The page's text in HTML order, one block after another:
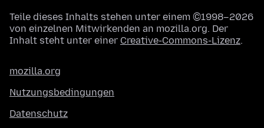
Teile dieses Inhalts stehen unter einem ©1998–2026
von einzelnen Mitwirkenden an mozilla.org. Der
Inhalt steht unter einer Creative-Commons-Lizenz.
mozilla.org
Nutzungsbedingungen
Datenschutz